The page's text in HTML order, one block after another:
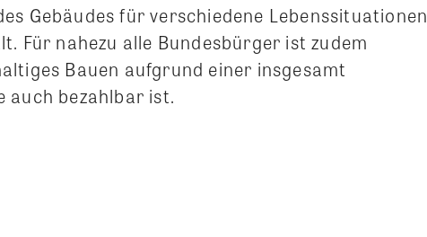
Gebäudes für verschiedene Lebenssituationen
Für nahezu alle Bundesbürger ist zudem
Bauen aufgrund einer insgesamt
auch bezahlbar ist.